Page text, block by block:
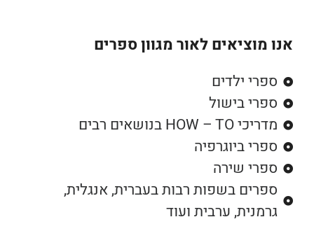
אנו מוציאים לאור מגוון ספרים
ספרי ילדים
ספרי בישול
מדריכי HOW – TO בנושאים רבים
ספרי ביוגרפיה
ספרי שירה
ספרים בשפות רבות בעברית, אנגלית,
גרמנית, ערבית ועוד